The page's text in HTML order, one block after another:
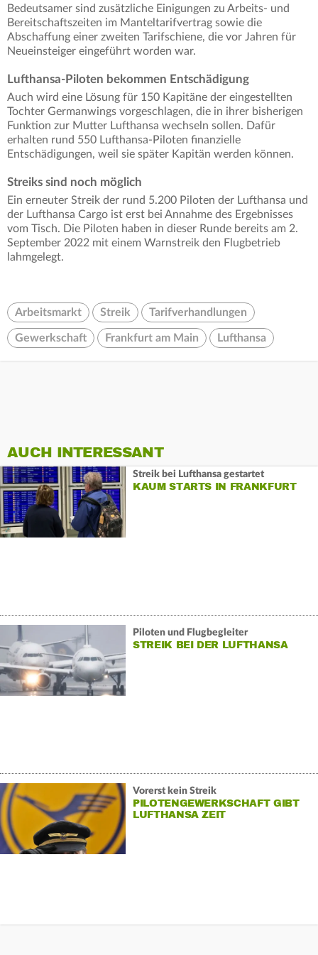
Bedeutsamer sind zusätzliche Einigungen zu Arbeits- und
Bereitschaftszeiten im Manteltarifvertrag sowie die
Abschaffung einer zweiten Tarifschiene, die vor Jahren für
Neueinsteiger eingeführt worden war.
Lufthansa-Piloten bekommen Entschädigung
Auch wird eine Lösung für 150 Kapitäne der eingestellten
Tochter Germanwings vorgeschlagen, die in ihrer bisherigen
Funktion zur Mutter Lufthansa wechseln sollen. Dafür
erhalten rund 550 Lufthansa-Piloten finanzielle
Entschädigungen, weil sie später Kapitän werden können.
Streiks sind noch möglich
Ein erneuter Streik der rund 5.200 Piloten der Lufthansa und
der Lufthansa Cargo ist erst bei Annahme des Ergebnisses
vom Tisch. Die Piloten haben in dieser Runde bereits am 2.
September 2022 mit einem Warnstreik den Flugbetrieb
lahmgelegt.
Arbeitsmarkt Streik Tarifverhandlungen
Gewerkschaft Frankfurt am Main Lufthansa
AUCH INTERESSANT
Streik bei Lufthansa gestartet
KAUM STARTS IN FRANKFURT
Piloten und Flugbegleiter
STREIK BEI DER LUFTHANSA
Vorerst kein Streik
PILOTENGEWERKSCHAFT GIBT
LUFTHANSA ZEIT